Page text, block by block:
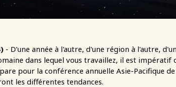
- D'une année à l'autre, d'une région à l'autre,
dans lequel vous travaillez, il est impératif
pour la conférence annuelle Asie-Pacifique
les différentes tendances.